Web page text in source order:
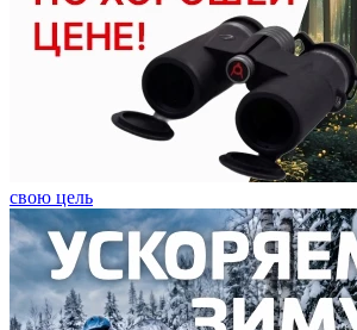
свою цель